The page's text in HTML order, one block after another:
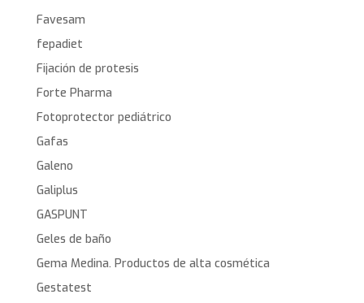
Favesam
fepadiet
Fijación de protesis
Forte Pharma
Fotoprotector pediátrico
Gafas
Galeno
Galiplus
GASPUNT
Geles de baño
Gema Medina. Productos de alta cosmética
Gestatest